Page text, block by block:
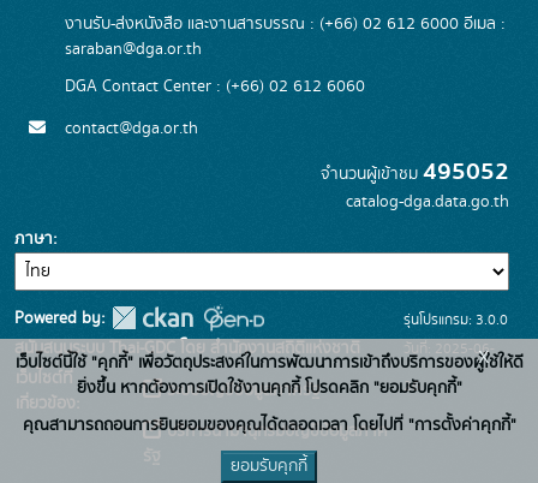
งานรับ-ส่งหนังสือ และงานสารบรรณ : (+66) 02 612 6000 อีเมล :
saraban@dga.or.th
DGA Contact Center : (+66) 02 612 6060
contact@dga.or.th
จำนวนผู้เข้าชม 495052
catalog-dga.data.go.th
ภาษา
Powered by:
สนับสนุนระบบ Thai-GDC โดย สำนักงานสถิติแห่งชาติ
เว็บไซต์ที่
เกี่ยวข้อง:
ระบบบัญชีข้อมูลภาครัฐ
บริการนามานุกรมบัญชีข้อมูลภาค
รุ่นโปรแกรม: 3.0.0
วันที่: 2025-06-
26
เว็บไซต์นี้ใช้ "คุกกี้" เพื่อวัตถุประสงค์ในการพัฒนาการเข้าถึงบริการของผู้ใช้ให้ดี
ยิ่งขึ้น หากต้องการเปิดใช้งานคุกกี้ โปรดคลิก "ยอมรับคุกกี้"
คุณสามารถถอนการยินยอมของคุณได้ตลอดเวลา โดยไปที่ "การตั้งค่าคุกกี้"
ยอมรับคุกกี้
x